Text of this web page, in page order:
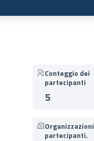
Conteggio dei
partecipanti
5
Organizzazioni
partecipanti.